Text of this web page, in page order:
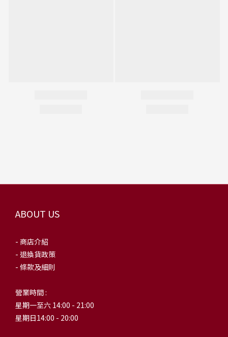
ABOUT US
- 商店介紹
- 退換貨政策
- 條款及細則
營業時間 :
星期一至六 14:00 - 21:00
星期日14:00 - 20:00